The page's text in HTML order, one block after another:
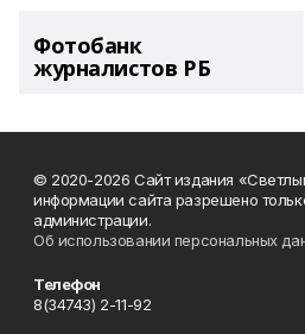
Фотобанк
журналистов РБ
© 2020-2026 Сайт издания
информации сайта разрешено
администрации.
Об использовании персональных
Телефон
8(34743) 2-11-92